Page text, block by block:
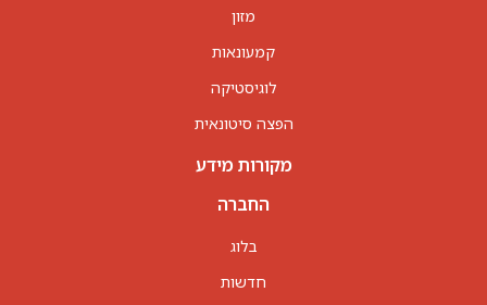
מזון
קמעונאות
לוגיסטיקה
הפצה סיטונאית
מקורות מידע
החברה
בלוג
חדשות